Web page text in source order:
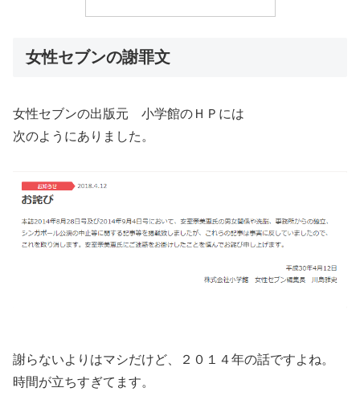
女性セブンの謝罪文
女性セブンの出版元 小学館のＨＰには
次のようにありました。
謝らないよりはマシだけど、２０１４年の話ですよね。
時間が立ちすぎてます。